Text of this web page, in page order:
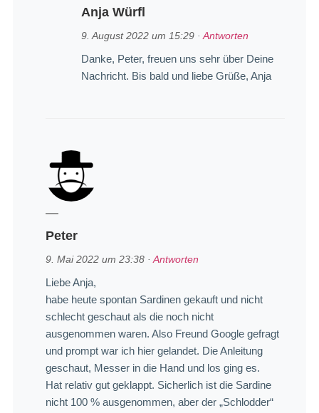
Anja Würfl
9. August 2022 um 15:29· Antworten
Danke, Peter, freuen uns sehr über Deine
Nachricht. Bis bald und liebe Grüße, Anja
Peter
9. Mai 2022 um 23:38· Antworten
Liebe Anja,
habe heute spontan Sardinen gekauft und nicht
schlecht geschaut als die noch nicht
ausgenommen waren. Also Freund Google gefragt
und prompt war ich hier gelandet. Die Anleitung
geschaut, Messer in die Hand und los ging es.
Hat relativ gut geklappt. Sicherlich ist die Sardine
nicht 100 % ausgenommen, aber der „Schlodder“